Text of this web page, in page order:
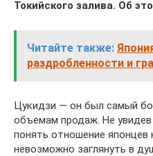
Токийского залива. Об
Читайте также:
раздробленности и
Цукидзи — он был самый
объемам продаж. Не
понять отношение японцев
невозможно заглянуть в